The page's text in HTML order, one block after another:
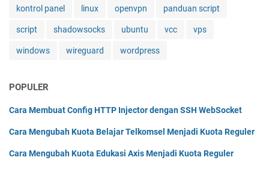
kontrol panel linux openvpn panduan script
script shadowsocks ubuntu vcc vps
windows wireguard wordpress
POPULER
Cara Membuat Config HTTP Injector dengan SSH WebSocket
Cara Mengubah Kuota Belajar Telkomsel Menjadi Kuota Reguler
Cara Mengubah Kuota Edukasi Axis Menjadi Kuota Reguler